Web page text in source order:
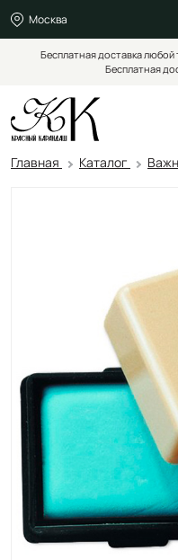
Москва
Бесплатная доставка
Бесплатная
Главная Каталог